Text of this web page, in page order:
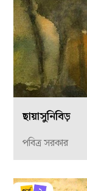
ছায়াসুনিবিড়
পবিত্র সরকার